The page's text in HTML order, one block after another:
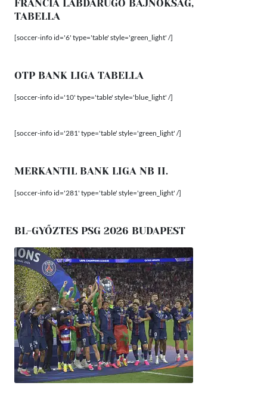
FRANCIA LABDARÚGÓ BAJNOKSÁG,
TABELLA
[soccer-info id='6' type='table' style='green_light' /]
OTP BANK LIGA TABELLA
[soccer-info id='10' type='table' style='blue_light' /]
[soccer-info id='281' type='table' style='green_light' /]
MERKANTIL BANK LIGA NB II.
[soccer-info id='281' type='table' style='green_light' /]
BL-GYŐZTES PSG 2026 BUDAPEST